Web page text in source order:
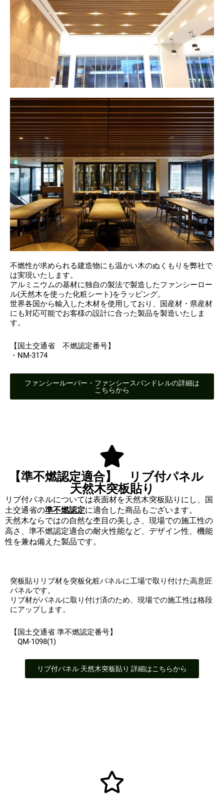
不燃性が求められる建造物にも温かい木のぬくもりを弊社で
は実現いたします。
アルミニウムの基材に独自の製法で製造したファンシーロー
ル(天然木を使った化粧シート)をラッピング。
世界各国から輸入した木材を使用しており、国産材・県産材
にも対応可能でお客様の設計に合った製品を製造いたしま
す。
【国土交通省 不燃認定番号】
・NM-3174
ファンシールーバー・ファンシースパンドレルの詳細は
こちらから
【準不燃認定適合】 リブ付パネル
天然木突板貼り
リブ付パネルについては表面材を天然木突板貼りにし、国
土交通省の準不燃認定に適合した商品もございます。
天然木ならではの自然な杢目の美しさ、現場での施工性の
高さ、準不燃認定適合の耐火性能など、デザイン性、機能
性を兼ね備えた製品です。
突板貼りリブ材を突板化粧パネルに工場で取り付けた高意匠
パネルです。
リブ材がパネルに取り付け済のため、現場での施工性は格段
にアップします。
【国土交通省 準不燃認定番号】
QM-1098(1)
リブ付パネル 天然木突板貼り 詳細はこちらから